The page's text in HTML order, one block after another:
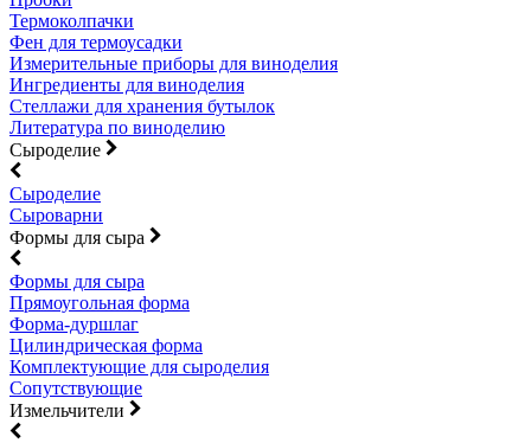
Термоколпачки
Фен для термоусадки
Измерительные приборы для виноделия
Ингредиенты для виноделия
Стеллажи для хранения бутылок
Литература по виноделию
Сыроделие
Сыроделие
Сыроварни
Формы для сыра
Формы для сыра
Прямоугольная форма
Форма-дуршлаг
Цилиндрическая форма
Комплектующие для сыроделия
Сопутствующие
Измельчители